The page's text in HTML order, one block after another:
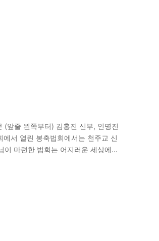
(앞줄 왼쪽부터) 김홍진 신부, 인명진
서 열린 봉축법회에서는 천주교 신
마련한 법회는 어지러운 세상에서